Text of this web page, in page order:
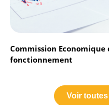
Commission Economique
fonctionnement
Voir